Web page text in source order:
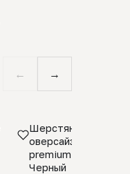
← →
Шерстяной свитер
оверсайз 100%
premium merino
Черный